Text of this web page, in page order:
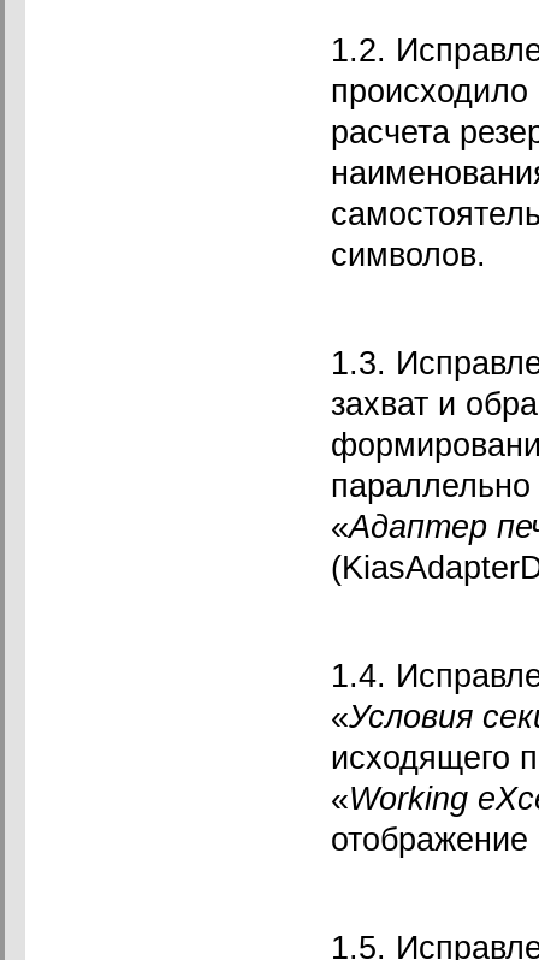
1.2.
расчета
символов.
1.3.
захват и
«Адаптер
1.4.
«Условия
исходящего
«Working
1.5.